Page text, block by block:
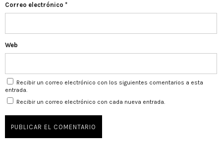
Correo electrónico *
Web
Recibir un correo electrónico con los siguientes comentarios a esta
entrada.
Recibir un correo electrónico con cada nueva entrada.